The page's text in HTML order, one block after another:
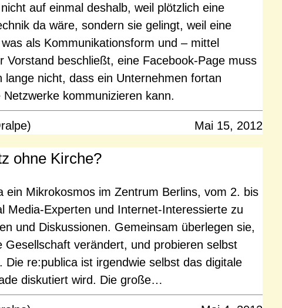
auf einmal deshalb, weil plötzlich eine
da wäre, sondern sie gelingt, weil eine
als Kommunikationsform und – mittel
Vorstand beschließt, eine Facebook-Page muss
lange nicht, dass ein Unternehmen fortan
kommunizieren kann.
Mai 15, 2012
ohne Kirche?
ein Mikrokosmos im Zentrum Berlins, vom 2. bis
Media-Experten und Internet-Interessierte zu
und Diskussionen. Gemeinsam überlegen sie,
Gesellschaft verändert, und probieren selbst
Die re:publica ist irgendwie selbst das digitale
diskutiert wird. Die große…